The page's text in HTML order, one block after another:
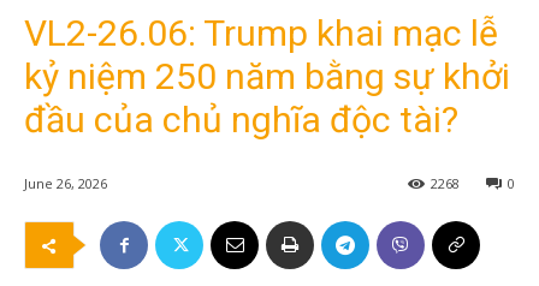
VL2-26.06: Trump khai mạc lễ
kỷ niệm 250 năm bằng sự khởi
đầu của chủ nghĩa độc tài?
June 26, 2026 0
2268